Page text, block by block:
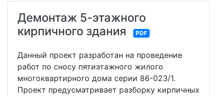
Демонтаж 5-этажного
кирпичного здания
PDF
Данный проект разработан на проведение
работ по сносу пятиэтажного жилого
многоквартирного дома серии 86-023/1.
Проект предусматривает разборку кирпичных